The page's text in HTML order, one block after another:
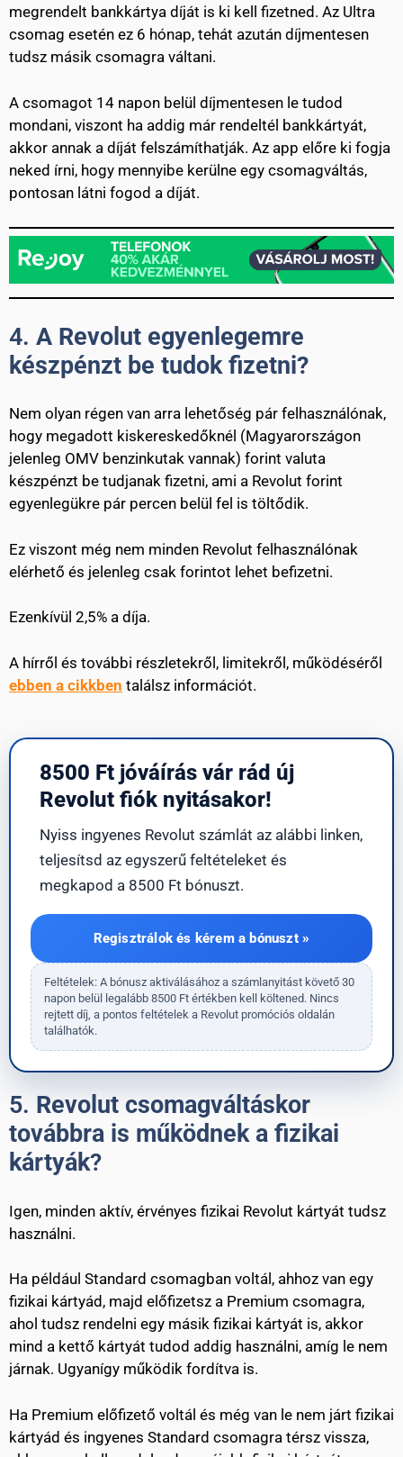
megrendelt bankkártya díját is ki kell fizetned. Az Ultra
csomag esetén ez 6 hónap, tehát azután díjmentesen
tudsz másik csomagra váltani.
A csomagot 14 napon belül díjmentesen le tudod
mondani, viszont ha addig már rendeltél bankkártyát,
akkor annak a díját felszámíthatják. Az app előre ki fogja
neked írni, hogy mennyibe kerülne egy csomagváltás,
pontosan látni fogod a díját.
4. A Revolut egyenlegemre
készpénzt be tudok fizetni?
Nem olyan régen van arra lehetőség pár felhasználónak,
hogy megadott kiskereskedőknél (Magyarországon
jelenleg OMV benzinkutak vannak) forint valuta
készpénzt be tudjanak fizetni, ami a Revolut forint
egyenlegükre pár percen belül fel is töltődik.
Ez viszont még nem minden Revolut felhasználónak
elérhető és jelenleg csak forintot lehet befizetni.
Ezenkívül 2,5% a díja.
A hírről és további részletekről, limitekről, működéséről
ebben a cikkben találsz információt.
8500 Ft jóváírás vár rád új
Revolut fiók nyitásakor!
Nyiss ingyenes Revolut számlát az alábbi linken,
teljesítsd az egyszerű feltételeket és
megkapod a 8500 Ft bónuszt.
Regisztrálok és kérem a bónuszt »
Feltételek: A bónusz aktiválásához a számlanyitást követő 30
napon belül legalább 8500 Ft értékben kell költened. Nincs
rejtett díj, a pontos feltételek a Revolut promóciós oldalán
találhatók.
5. Revolut csomagváltáskor
továbbra is működnek a fizikai
kártyák?
Igen, minden aktív, érvényes fizikai Revolut kártyát tudsz
használni.
Ha például Standard csomagban voltál, ahhoz van egy
fizikai kártyád, majd előfizetsz a Premium csomagra,
ahol tudsz rendelni egy másik fizikai kártyát is, akkor
mind a kettő kártyát tudod addig használni, amíg le nem
járnak. Ugyanígy működik fordítva is.
Ha Premium előfizető voltál és még van le nem járt fizikai
kártyád és ingyenes Standard csomagra térsz vissza,